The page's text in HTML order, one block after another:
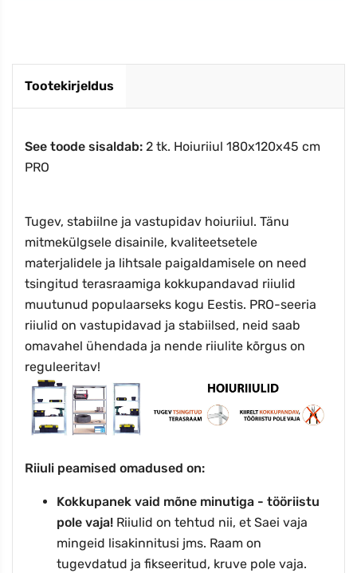
Tootekirjeldus
See toode sisaldab: 2 tk. Hoiuriiul 180x120x45 cm
PRO
Tugev, stabiilne ja vastupidav hoiuriiul. Tänu
mitmekülgsele disainile, kvaliteetsetele
materjalidele ja lihtsale paigaldamisele on need
tsingitud terasraamiga kokkupandavad riiulid
muutunud populaarseks kogu Eestis. PRO-seeria
riiulid on vastupidavad ja stabiilsed, neid saab
omavahel ühendada ja nende riiulite kõrgus on
reguleeritav!
Riiuli peamised omadused on:
Kokkupanek vaid mõne minutiga - tööriistu
pole vaja! Riiulid on tehtud nii, et Saei vaja
mingeid lisakinnitusi jms. Raam on
tugevdatud ja fikseeritud, kruve pole vaja.